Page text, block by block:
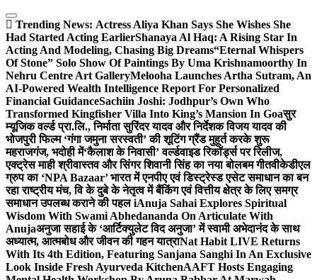
Skip
to
content
Trending News: Actress Aliya Khan Says She Wishes She
Had Started Acting EarlierShanaya Al Haq: A Rising Star In
Acting And Modeling, Chasing Big Dreams“Eternal Whispers
Of Stone” Solo Show Of Paintings By Uma Krishnamoorthy In
Nehru Centre Art GalleryMelooha Launches Artha Sutram, An
AI-Powered Wealth Intelligence Report For Personalized
Financial GuidanceSachiin Joshi: Jodhpur’s Own Who
Transformed Kingfisher Villa Into King’s Mansion In Goaसुर
म्यूजिक वर्ल्ड प्रा.लि., निर्माता सुरिंदर यादव और निर्देशक विजय यादव की
भोजपुरी फिल्म ‘गंगा जमुना सरस्वती’ की शूटिंग ग्रैंड मुहूर्त करके शुरू
महराजगंज, भदोही में‘कैलाश के निवासी’ वर्ल्डवाइड रिकॉर्ड्स पर रिलीज,
एक्ट्रेस माही श्रीवास्तव और सिंगर शिवानी सिंह का नया बोलबम गीतवीकेडीएल
ग्रुप का ‘NPA Bazaar’ भारत में एनपीए एवं डिस्ट्रेस्ड एसेट समाधान का बन
रहा राष्ट्रीय मंच, वि के दुबे के नेतृत्व में बैंकिंग एवं वित्तीय क्षेत्र के लिए समग्र
समाधान उपलब्ध कराने की पहल iAnuja Sahai Explores Spiritual
Wisdom With Swami Abhedananda On Articulate With
Anujaअनुजा सहाई के ‘आर्टिक्युलेट विद अनुजा’ में स्वामी अभेदानंद के साथ
अध्यात्म, आत्मबोध और जीवन की गहन यात्राNat Habit LIVE Returns
With Its 4th Edition, Featuring Sanjana Sanghi In An Exclusive
Look Inside Fresh Ayurveda KitchenAAFT Hosts Engaging